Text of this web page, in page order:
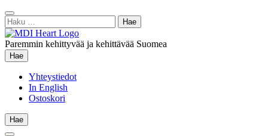
Siirry
sisältöön
Sulje
hae
Haku:
Paremmin kehittyvää ja kehittävää Suomea
Hae
Hae
Yhteystiedot
In English
Ostoskori
Hae
Hae